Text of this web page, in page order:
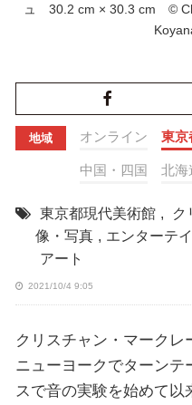
ュ 30.2 cm × 30.3 cm ©
地域 オンライン 東京
中国・四国 北海
東京都現代美術館 , ク
像・写真 , エンターテ
アート
2021/10/4 9:05
クリスチャン・マークレ
ニューヨークでターンテ
スで音の実験を始めて